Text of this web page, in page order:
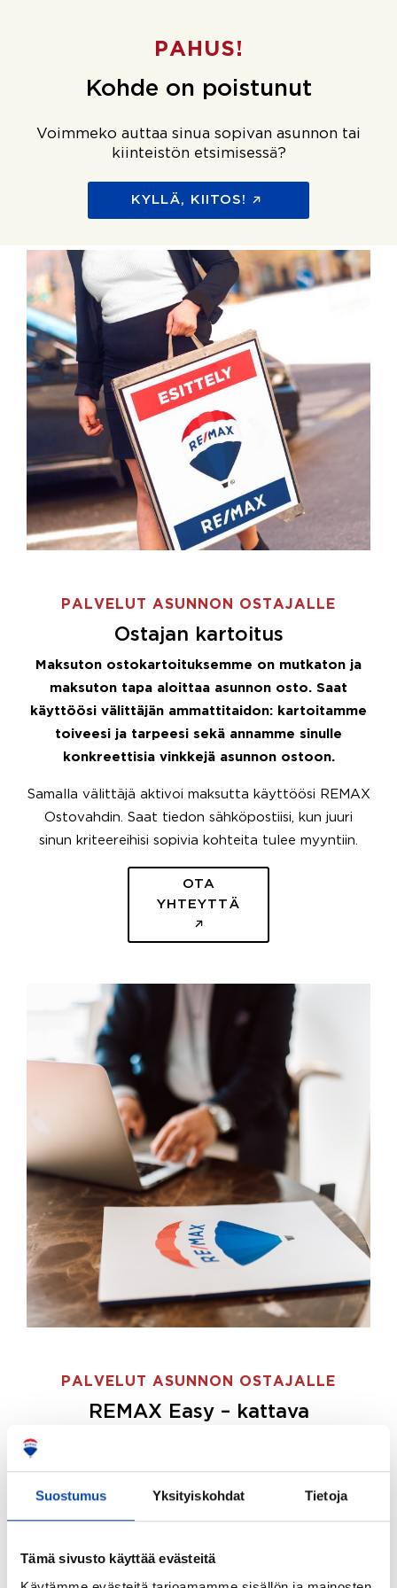
Suostumus Yksityiskohdat Tietoja
Tämä sivusto käyttää evästeitä
PAHUS!
Kohde on poistunut
Voimmeko auttaa sinua sopivan asunnon tai
kiinteistön etsimisessä?
KYLLÄ, KIITOS!
PALVELUT ASUNNON OSTAJALLE
Ostajan kartoitus
Maksuton ostokartoituksemme on mutkaton ja
maksuton tapa aloittaa asunnon osto. Saat
käyttöösi välittäjän ammattitaidon: kartoitamme
toiveesi ja tarpeesi sekä annamme sinulle
konkreettisia vinkkejä asunnon ostoon.
Samalla välittäjä aktivoi maksutta käyttöösi REMAX
Ostovahdin. Saat tiedon sähköpostiisi, kun juuri
sinun kriteereihisi sopivia kohteita tulee myyntiin.
OTA
YHTEYTTÄ
PALVELUT ASUNNON OSTAJALLE
REMAX Easy – kattava
ostajille.
Tee ostotoimeksianto ja etsimme juuri